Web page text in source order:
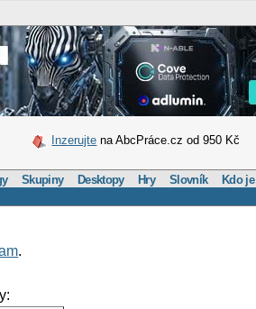
Inzerujte na AbcPráce.cz od 950 Kč
Skupiny Desktopy Hry Slovník Kdo je
.